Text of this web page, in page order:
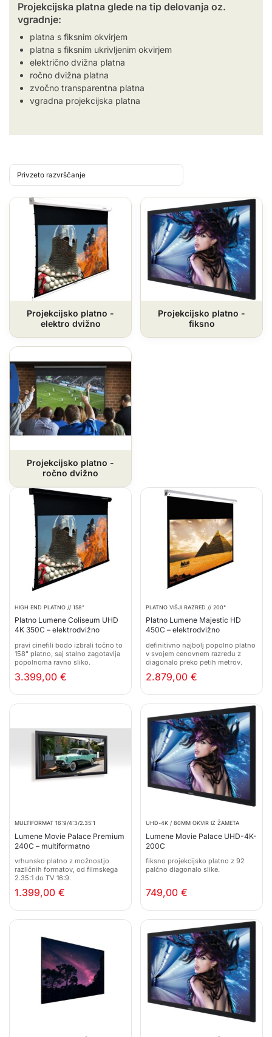
Projekcijska platna glede na tip delovanja oz.
vgradnje:
platna s fiksnim okvirjem
platna s fiksnim ukrivljenim okvirjem
električno dvižna platna
ročno dvižna platna
zvočno transparentna platna
vgradna projekcijska platna
Projekcijsko platno -
elektro dvižno
Projekcijsko platno -
fiksno
Projekcijsko platno -
ročno dvižno
HIGH END PLATNO // 158"
Platno Lumene Coliseum UHD
4K 350C – elektrodvižno
pravi cinefili bodo izbrali točno to
158" platno, saj stalno zagotavlja
popolnoma ravno sliko.
3.399,00 €
PLATNO VIŠJI RAZRED // 200"
Platno Lumene Majestic HD
450C – elektrodvižno
definitivno najbolj popolno platno
v svojem cenovnem razredu z
diagonalo preko petih metrov.
2.879,00 €
MULTIFORMAT 16:9/4:3/2.35:1
Lumene Movie Palace Premium
240C – multiformatno
vrhunsko platno z možnostjo
različnih formatov, od filmskega
2.35:1 do TV 16:9.
1.399,00 €
UHD-4K / 80MM OKVIR IZ ŽAMETA
Lumene Movie Palace UHD-4K-
200C
fiksno projekcijsko platno z 92
palčno diagonalo slike.
749,00 €